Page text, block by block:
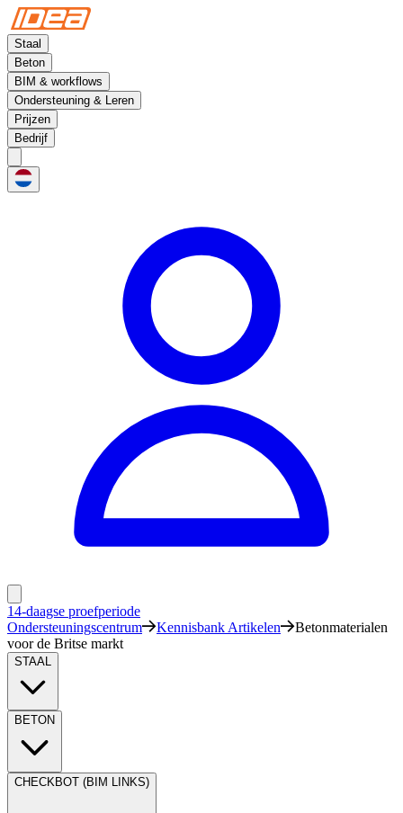
Staal
Beton
BIM & workflows
Ondersteuning & Leren
Prijzen
Bedrijf
14-daagse proefperiode
Ondersteuningscentrum
Kennisbank Artikelen
Betonmaterialen
voor de Britse markt
STAAL
BETON
CHECKBOT (BIM LINKS)